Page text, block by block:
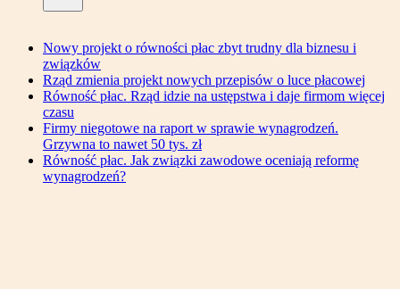
Nowy projekt o równości płac zbyt trudny dla biznesu i
związków
Rząd zmienia projekt nowych przepisów o luce płacowej
Równość płac. Rząd idzie na ustępstwa i daje firmom więcej
czasu
Firmy niegotowe na raport w sprawie wynagrodzeń.
Grzywna to nawet 50 tys. zł
Równość płac. Jak związki zawodowe oceniają reformę
wynagrodzeń?